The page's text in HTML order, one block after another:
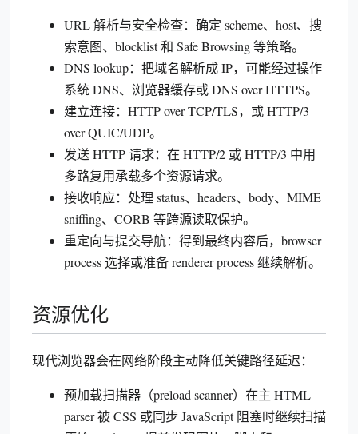
URL 解析与安全检查：确定 scheme、host、搜
索意图、blocklist 和 Safe Browsing 等策略。
DNS lookup：把域名解析成 IP，可能经过操作
系统 DNS、浏览器缓存或 DNS over HTTPS。
建立连接：HTTP over TCP/TLS，或 HTTP/3
over QUIC/UDP。
发送 HTTP 请求：在 HTTP/2 或 HTTP/3 中用
多路复用承载多个资源请求。
接收响应：处理 status、headers、body、MIME
sniffing、CORB 等跨源读取保护。
重定向与提交导航：得到最终内容后，browser
process 选择或准备 renderer process 继续解析。
资源优化
现代浏览器会在网络阶段主动降低关键路径延迟：
预加载扫描器（preload scanner）在主 HTML
parser 被 CSS 或同步 JavaScript 阻塞时继续扫描